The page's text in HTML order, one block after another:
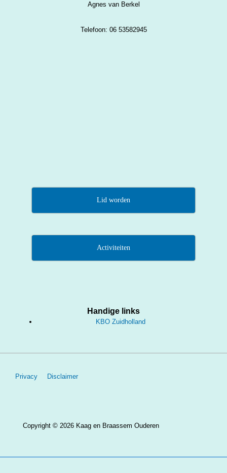
Agnes van Berkel
Telefoon: 06 53582945
Lid worden
Activiteiten
Handige links
KBO Zuidholland
Footer
Privacy Disclaimer
Copyright © 2026 Kaag en Braassem Ouderen